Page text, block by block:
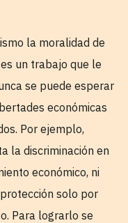
la moralidad de
un trabajo que le
se puede esperar
económicas
Por ejemplo,
la discriminación en
económico, ni
solo por
Para lograrlo se